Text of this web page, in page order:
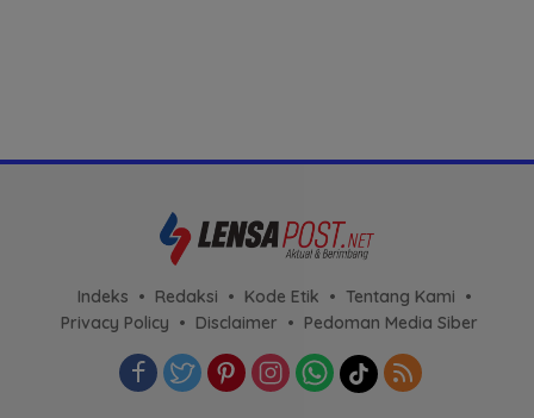
Indeks Redaksi Kode Etik
Tentang Kami
Privacy Policy
Disclaimer Pedoman Media Siber